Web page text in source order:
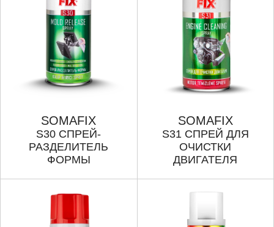
SOMAFIX
S30 СПРЕЙ-
РАЗДЕЛИТЕЛЬ
ФОРМЫ
SOMAFIX
S31 СПРЕЙ ДЛЯ
ОЧИСТКИ
ДВИГАТЕЛЯ